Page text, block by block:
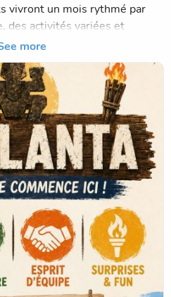
vivront un mois rythmé par
des activités variées et
placée sous le signe de la
du plaisir de partager de beaux
more